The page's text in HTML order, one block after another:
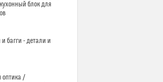
блок для
багги - детали и
оптика /